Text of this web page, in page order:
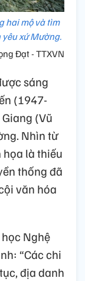
hai mộ và tìm
xứ Mường.
Đạt - TTXVN
sáng
(1947-
(Vũ
Nhìn từ
là thiếu
thống đã
văn hóa
Nghệ
“Các chi
địa danh